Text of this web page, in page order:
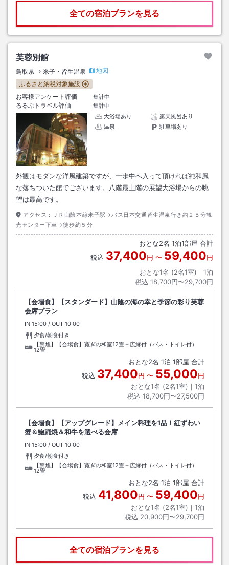
全ての宿泊プランを見る
芙蓉別館
鳥取県 米子・皆生温泉
地図
ふるさと納税対象施設
お客様アンケート評価
集計中
るるぶトラベル評価
集計中
大浴場あり
露天風呂あり
温泉
駐車場あり
外観はモダンな洋風建築ですが、一歩中へ入って頂ければ純和風
な落ちついた館でございます。八階最上階の展望大浴場からの眺
望は最高です。
アクセス：
ＪＲ山陰本線米子駅→バス日本交通皆生温泉行き約２５分観
光センター下車→徒歩約５分
おとな2名 1泊1部屋 合計
税込 37,400円 〜 59,400円
おとな1名 (2名1室)｜ 1泊
税込 18,700円〜29,700円
【会場食】【スタンダード】山陰の海の幸と季節の彩り芙蓉
会席プラン
IN チェックイン
15:00 / OUT チェックアウト
10:00
夕食/朝食付き
【禁煙】【会場食】寛ぎの和室12畳＋広縁付（バス・トイレ付）
12畳
おとな2名 1泊 1部屋 合計
税込 37,400円 〜 55,000円
おとな1名 (2名1室)｜ 1泊
税込 18,700円〜27,500円
【会場食】【アップグレード】メイン料理を1品！紅ずわい
蟹＆鮑踊焼＆和牛を選べる会席
IN チェックイン
15:00 / OUT チェックアウト
10:00
夕食/朝食付き
【禁煙】【会場食】寛ぎの和室12畳＋広縁付（バス・トイレ付）
12畳
おとな2名 1泊 1部屋 合計
税込 41,800円 〜 59,400円
おとな1名 (2名1室)｜ 1泊
税込 20,900円〜29,700円
全ての宿泊プランを見る